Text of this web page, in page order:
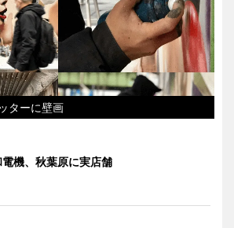
ターに壁画
電機、秋葉原に実店舗